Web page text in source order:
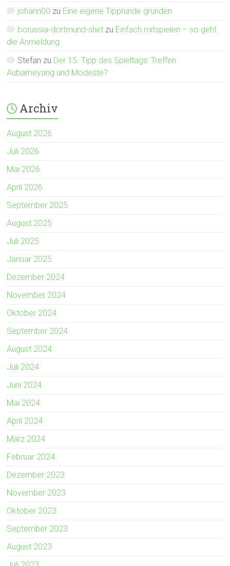
johann00 zu Eine eigene Tipprunde gründen
borussia-dortmund-shirt zu Einfach mitspielen – so geht
die Anmeldung
Stefan zu Der 15. Tipp des Spieltags: Treffen
Aubameyang und Modeste?
Archiv
August 2026
Juli 2026
Mai 2026
April 2026
September 2025
August 2025
Juli 2025
Januar 2025
Dezember 2024
November 2024
Oktober 2024
September 2024
August 2024
Juli 2024
Juni 2024
Mai 2024
April 2024
März 2024
Februar 2024
Dezember 2023
November 2023
Oktober 2023
September 2023
August 2023